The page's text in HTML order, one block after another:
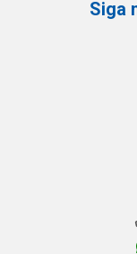
Siga